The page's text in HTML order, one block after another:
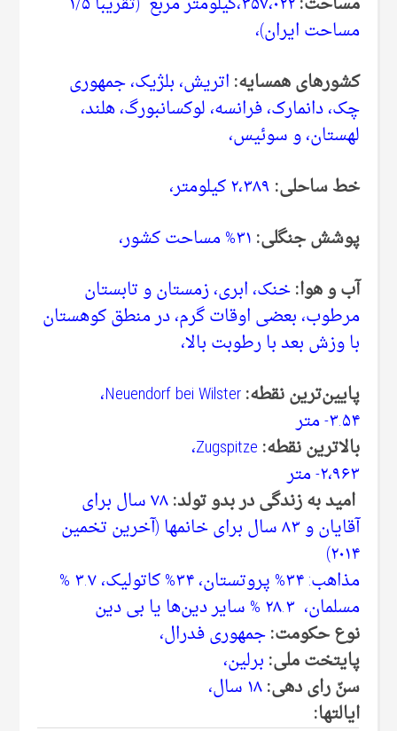
مساحت ایران)،
کشورهای همسایه:اتریش، بلژیک، جمهوری
چک، دانمارک‌، فرانسه، لوکسانبورگ، هلند،
لهستان، و سوئیس،
خط ساحلی:۲،۳۸۹ کیلومتر،
پوشش جنگلی‌:۳۱% مساحت کشور،
آب و هوا:خنک، ابری، زمستان و تابستان
مرطوب، بعضی‌ اوقات گرم، در منطق کوهستان
با وزش بعد با رطوبت بالا،
پایین‌ترین نقطه:Neuendorf bei Wilster،
۳.۵۴- متر
بالاترین نقطه:Zugspitze،
۲،۹۶۳- متر
امید به زندگی‌ در بدو تولد:
۷۸ سال برای
آقایان و ۸۳ سال برای خانمها (آخرین تخمین
۲۰۱۴)
مذاهب: ۳۴% پروتستان، ۳۴% کاتولیک، ۳.۷ %
مسلمان، ۲۸.۳ % سایر دین‌ها یا بی‌ دین
نوع حکومت:جمهوری فدرال،
پایتخت ملی‌:برلین،
سنّ رای دهی‌:۱۸ سال،
ایالتها: